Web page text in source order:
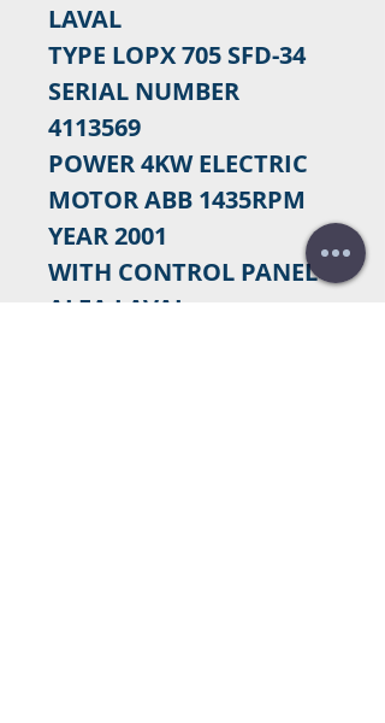
LAVAL
TYPE LOPX 705 SFD-34
SERIAL NUMBER
4113569
POWER 4KW ELECTRIC
MOTOR ABB 1435RPM
YEAR 2001
WITH CONTROL PANEL
ALFA LAVAL